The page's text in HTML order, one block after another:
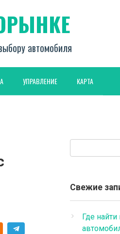
автомобиля
УПРАВЛЕНИЕ КАРТА
Свежие
Где